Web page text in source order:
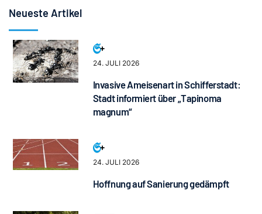
Neueste Artikel
24. JULI 2026
Invasive Ameisenart in Schifferstadt:
Stadt informiert über „Tapinoma
magnum“
24. JULI 2026
Hoffnung auf Sanierung gedämpft